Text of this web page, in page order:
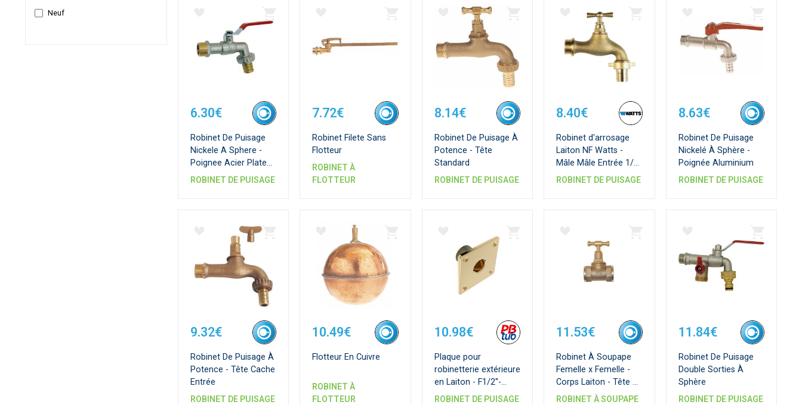
Neuf
6.30€
Robinet De Puisage
Nickele A Sphere -
Poignee Acier Plate
Rouge
ROBINET DE PUISAGE
7.72€
Robinet Filete Sans
Flotteur
ROBINET À
FLOTTEUR
8.14€
Robinet De Puisage À
Potence - Tête
Standard
ROBINET DE PUISAGE
8.40€
Robinet d'arrosage
Laiton NF Watts -
Mâle Mâle Entrée 1/2"
- Sortie 3/4"
ROBINET DE PUISAGE
8.63€
Robinet De Puisage
Nickelé À Sphère -
Poignée Aluminium
ROBINET DE PUISAGE
9.32€
Robinet De Puisage À
Potence - Tête Cache
Entrée
ROBINET DE PUISAGE
10.49€
Flotteur En Cuivre
ROBINET À
FLOTTEUR
10.98€
Plaque pour
robinetterie extérieure
en Laiton - F1/2''-
F1/2''
ROBINET DE PUISAGE
11.53€
Robinet À Soupape
Femelle x Femelle -
Corps Laiton - Tête À
Potence
ROBINET À SOUPAPE
11.84€
Robinet De Puisage
Double Sorties À
Sphère
ROBINET DE PUISAGE